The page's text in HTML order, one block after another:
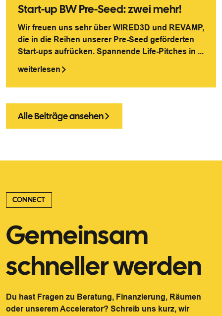
Start-up BW Pre-Seed: zwei mehr!
Wir freuen uns sehr über WIRED3D und REVAMP,
die in die Reihen unserer Pre-Seed geförderten
Start-ups aufrücken. Spannende Life-Pitches in ...
weiterlesen
Alle Beiträge ansehen
CONNECT
Gemeinsam
schneller werden
Du hast Fragen zu Beratung, Finanzierung, Räumen
oder unserem Accelerator? Schreib uns kurz, wir